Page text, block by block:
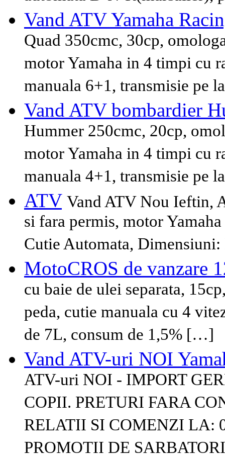
Vand ATV Yamaha
Quad 350cmc, 30cp,
motor Yamaha in 4 timpi cu
manuala 6+1, transmisie pe
Vand ATV bombardier
Hummer 250cmc, 20cp,
motor Yamaha in 4 timpi cu
manuala 4+1, transmisie pe
ATV Vand ATV Nou Ieftin,
si fara permis, motor
Cutie Automata,
MotoCROS de vanzare
cu baie de ulei separata,
peda, cutie manuala cu 4
de 7L, consum de 1,5% […]
Vand ATV-uri NOI
ATV-uri NOI - IMPORT
COPII. PRETURI FARA
RELATII SI COMENZI LA:
PROMOTII DE